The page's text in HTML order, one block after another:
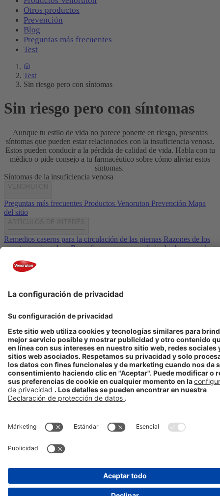
Otros productos
Prevención
Blog
Preguntas más frecuentes
Test
Test
Sin riesgo pero con síntomas
Sin riesgo pero con síntomas
Aunque tu estilo de vida no parece ponerte en riesgo, presentas
síntomas que pueden estar relacionados con la insuficiencia venosa.
Estos pueden conducir a la pérdida de calidad de vida. Habla con tu
médico o pide consejo a tu farmacéutico sobre cómo aliviar estos
síntomas.
Síntomas de la insuficiencia venosa
Preguntas más frecuentes Productos Venoruton Prevención Mapa
del sitio
Remedios caseros para la circulación de las piernas Razones de los
moratones sin golpes Remedios caseros para aliviar las hemorroides
CONTACTO
Politica de privacidad
Política de cookies
Laboratorios Stada Copyright® STADA 2025
Disclaimer
El contenido de esta página web está dirigido exclusivamente para el
público de España.
Aviso de farmacovigilancia: Este canal no ha sido diseñado para la
notificación de efectos adversos. Si presenta un efecto adverso,
emailfarmacovigilancia@stada.eso a la Agencia Española de
Productos Sanitarios en la